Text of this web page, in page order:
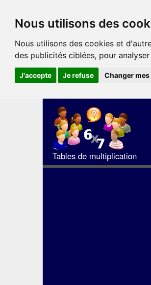
Nous utilisons des
Nous utilisons des cookies et
des publicités ciblées, pour
J'accepte Je refuse Changer
Tables de multiplication